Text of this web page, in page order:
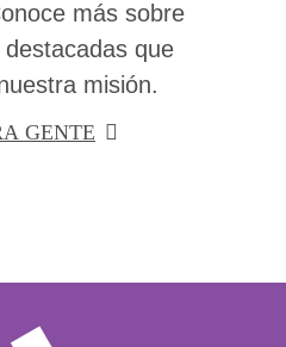
más sobre
destacadas que
misión.
GENTE